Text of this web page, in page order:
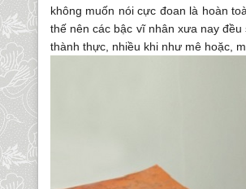
không muốn nói cực đoan là hoàn
thế nên các bậc vĩ nhân xưa nay
thành thực, nhiều khi như mê hoặc,